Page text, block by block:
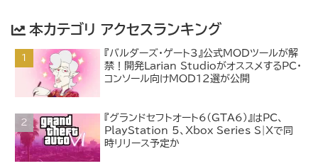
本カテゴリ アクセスランキング
『バルダーズ・ゲート3』公式MODツールが解
禁！開発Larian StudioがオススメするPC・
コンソール向けMOD12選が公開
『グランドセフトオート6(GTA6)』はPC、
PlayStation 5、Xbox Series S|Xで同
時リリース予定か